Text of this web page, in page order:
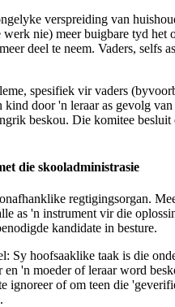
verspreiding van
nie) meer buigbare tyd het
deel te neem. Vaders,
spesifiek vir vaders
door 'n leraar as gevolg
beskou. Die komitee
die skooladministrasie
regtigingsorgan.
as 'n instrument vir die
kandidate in besture.
Sy hoofsaaklike taak is die
'n moeder of leraar word
ignoreer of om teen die